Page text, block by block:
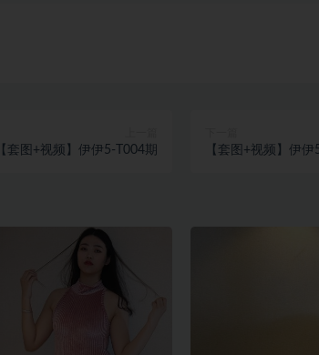
【套图+视频】伊伊5-T004期 【套图+视频】伊伊